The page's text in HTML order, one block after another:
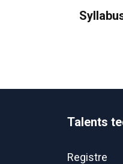
Talents
Registre